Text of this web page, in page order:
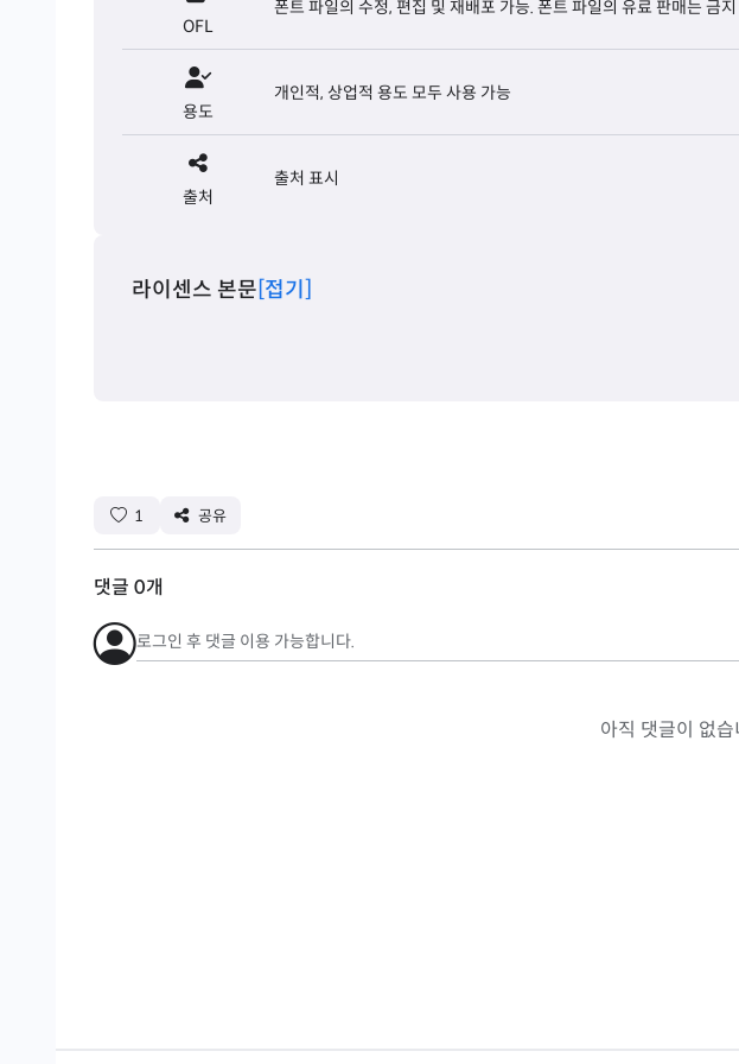
OFL
폰트 파일의 수정, 편집 및 재배포 가능. 폰트 파일의 유료 판매는 금지
용도
개인적, 상업적 용도 모두 사용 가능
출처
출처 표시
라이센스 본문 [접기]
1 공유
댓글 0개
로그인 후 댓글 이용 가능합니다.
아직 댓글이 없습